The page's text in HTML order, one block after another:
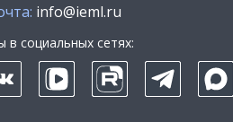
info@ieml.ru
в социальных сетях: